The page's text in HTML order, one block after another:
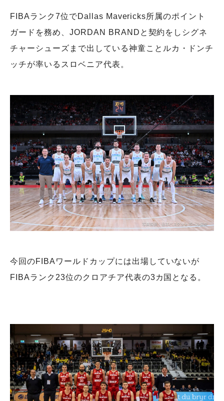
FIBAランク7位でDallas Mavericks所属のポイント
ガードを務め、JORDAN BRANDと契約をしシグネ
チャーシューズまで出している神童ことルカ・ドンチ
ッチが率いるスロベニア代表。
今回のFIBAワールドカップには出場していないが
FIBAランク23位のクロアチア代表の3カ国となる。